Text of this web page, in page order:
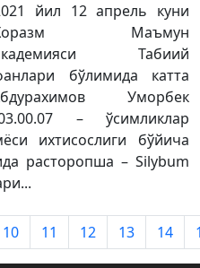
йил 12 апрель куни
Маъмун
Табиий
бўлимида катта
Уморбек
– ўсимликлар
ихтисослиги бўйича
расторопша – Silybum
10 11 12 13 14